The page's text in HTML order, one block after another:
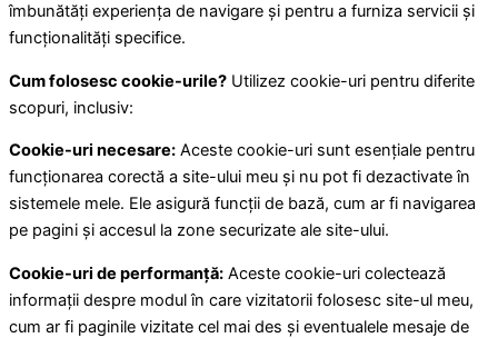
îmbunătăți experiența de navigare și pentru a furniza servicii și
funcționalități specifice.
Cum folosesc cookie-urile? Utilizez cookie-uri pentru diferite
scopuri, inclusiv:
Cookie-uri necesare: Aceste cookie-uri sunt esențiale pentru
funcționarea corectă a site-ului meu și nu pot fi dezactivate în
sistemele mele. Ele asigură funcții de bază, cum ar fi navigarea
pe pagini și accesul la zone securizate ale site-ului.
Cookie-uri de performanță: Aceste cookie-uri colectează
informații despre modul în care vizitatorii folosesc site-ul meu,
cum ar fi paginile vizitate cel mai des și eventualele mesaje de